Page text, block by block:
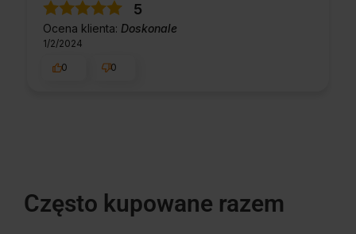
5
Ocena klienta: Doskonale
1/2/2024
0
0
Często kupowane razem